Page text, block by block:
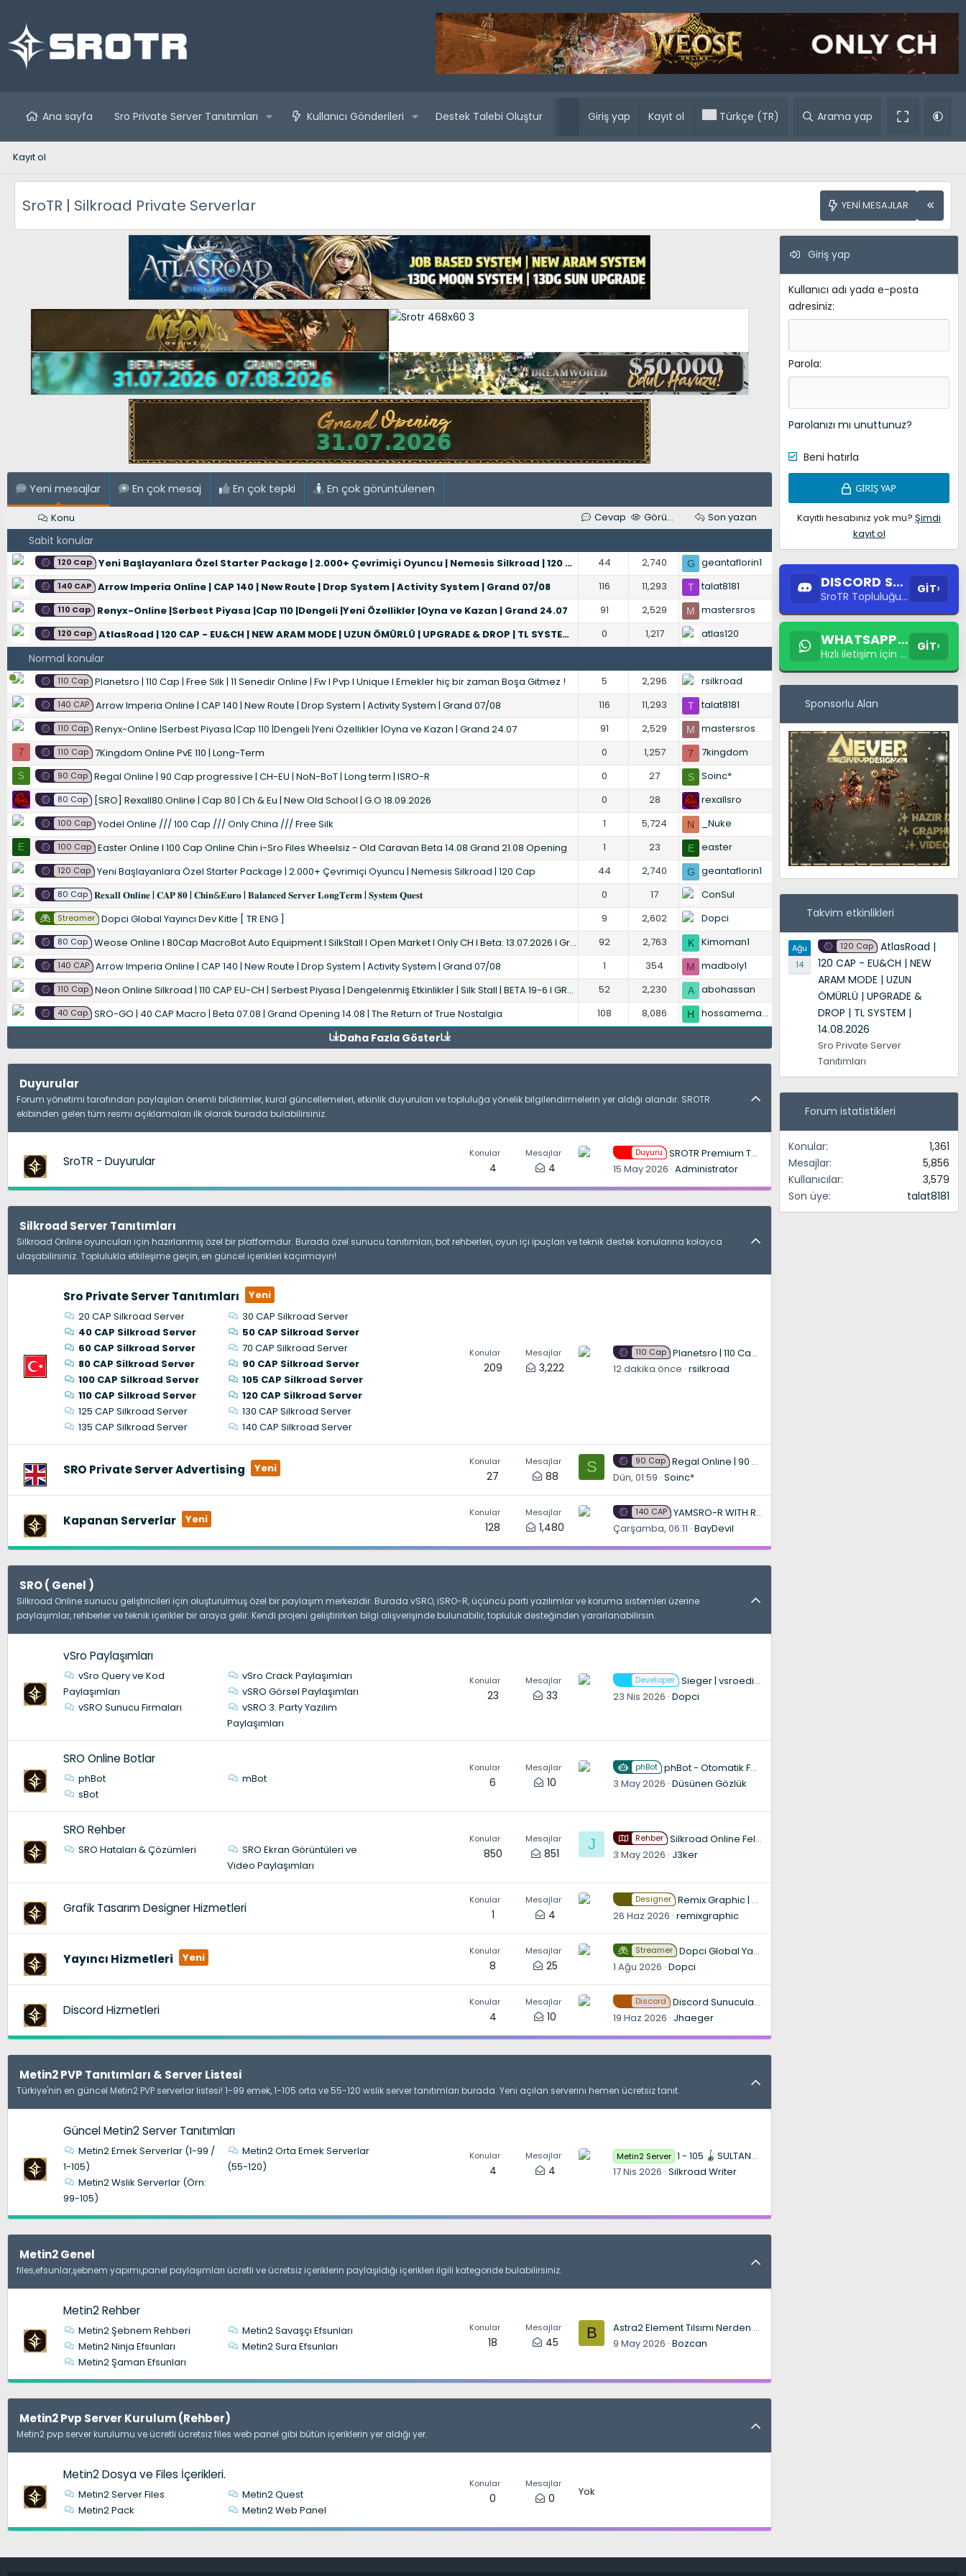
Ana sayfa Sro Private Server Tanıtımları Kullanıcı Gönderileri Destek Talebi Oluştur Yaklaşan sunucular
Giriş yap Kayıt ol Türkçe (TR) Arama yap
Kayıt ol
SroTR | Silkroad Private Serverlar YENI MESAJLAR
Yeni mesajlar En çok mesaj En çok tepki En çok görüntülenen
Konu Cevap Görüntüleme Son yazan
Sabit konular
120 Cap Yeni Başlayanlara Özel Starter Package | 2.000+ Çevrimiçi Oyuncu | Nemesis Silkroad | 120 Cap 44 2,740 G geantaflorin1
140 CAP Arrow Imperia Online | CAP 140 | New Route | Drop System | Activity System | Grand 07/08 116 11,293 T talat8181
110 Cap Renyx-Online |Serbest Piyasa |Cap 110 |Dengeli |Yeni Özellikler |Oyna ve Kazan | Grand 24.07 91 2,529 M mastersros
120 Cap AtlasRoad | 120 CAP - EU&CH | NEW ARAM MODE | UZUN ÖMÜRLÜ | UPGRADE & DROP | TL SYSTEM | 14.08.2026 0 1,217 atlas120
Normal konular
110 Cap Planetsro | 110 Cap | Free Silk | 11 Senedir Online | Fw I Pvp I Unique I Emekler hiç bir zaman Boşa Gitmez ! 5 2,296 rsilkroad
140 CAP Arrow Imperia Online | CAP 140 | New Route | Drop System | Activity System | Grand 07/08 116 11,293 T talat8181
110 Cap Renyx-Online |Serbest Piyasa |Cap 110 |Dengeli |Yeni Özellikler |Oyna ve Kazan | Grand 24.07 91 2,529 M mastersros
7 110 Cap 7Kingdom Online PvE 110 | Long-Term 0 1,257 7 7kingdom
S 90 Cap Regal Online | 90 Cap progressive | CH-EU | NoN-BoT | Long term | ISRO-R 0 27 S Soinc*
80 Cap [SRO] Rexall80.Online | Cap 80 | Ch & Eu | New Old School | G.O 18.09.2026 0 28 rexallsro
100 Cap Yodel Online /// 100 Cap /// Only China /// Free Silk 1 5,724 N _Nuke
E 100 Cap Easter Online I 100 Cap Online Chin i-Sro Files Wheelsiz - Old Caravan Beta 14.08 Grand 21.08 Opening 1 23 E easter
120 Cap Yeni Başlayanlara Özel Starter Package | 2.000+ Çevrimiçi Oyuncu | Nemesis Silkroad | 120 Cap 44 2,740 G geantaflorin1
80 Cap 𝐑𝐞𝐱𝐚𝐥𝐥 𝐎𝐧𝐥𝐢𝐧𝐞 | 𝐂𝐀𝐏 𝟖𝟎 | 𝐂𝐡𝐢𝐧&𝐄𝐮𝐫𝐨 | 𝐁𝐚𝐥𝐚𝐧𝐜𝐞𝐝 𝐒𝐞𝐫𝐯𝐞𝐫 𝐋𝐨𝐧𝐠𝐓𝐞𝐫𝐦 | 𝐒𝐲𝐬𝐭𝐞𝐦 𝐐𝐮𝐞𝐬𝐭 0 17 ConSul
Streamer Dopci Global Yayıncı Dev Kitle [ TR ENG ] 9 2,602 Dopci
80 Cap Weose Online l 80Cap MacroBot Auto Equipment l SilkStall l Open Market l Only CH l Beta: 13.07.2026 l Grand: 17.07.2026 92 2,763 K Kimoman1
140 CAP Arrow Imperia Online | CAP 140 | New Route | Drop System | Activity System | Grand 07/08 1 354 M madboly1
110 Cap Neon Online Silkroad | 110 CAP EU-CH | Serbest Piyasa | Dengelenmiş Etkinlikler | Silk Stall | BETA 19-6 l GRAND: 26.06.2026 52 2,230 A abohassan
40 Cap SRO-GO | 40 CAP Macro | Beta 07.08 | Grand Opening 14.08 | The Return of True Nostalgia 108 8,086 H hossamemara
Daha Fazla Göster
Duyurular
Forum yönetimi tarafından paylaşılan önemli bildirimler, kural güncellemeleri, etkinlik duyuruları ve topluluğa yönelik bilgilendirmelerin yer aldığı alandır. SROTR
ekibinden gelen tüm resmi açıklamaları ilk olarak burada bulabilirsiniz.
SroTR - Duyurular
Konular
4
Mesajlar
4
Duyuru
SROTR Premium Tanıtım Etkinliği: Sabit Konu Ayrıcalığı Sizi Bekliyor Hemen Katılın !
15 May 2026 Administrator
Silkroad Server Tanıtımları
Silkroad Online oyuncuları için hazırlanmış özel bir platformdur. Burada özel sunucu tanıtımları, bot rehberleri, oyun içi ipuçları ve teknik destek konularına kolayca
ulaşabilirsiniz. Toplulukla etkileşime geçin, en güncel içerikleri kaçırmayın!
Sro Private Server Tanıtımları
20 CAP Silkroad Server
30 CAP Silkroad Server
40 CAP Silkroad Server
50 CAP Silkroad Server
60 CAP Silkroad Server
70 CAP Silkroad Server
80 CAP Silkroad Server
90 CAP Silkroad Server
100 CAP Silkroad Server
105 CAP Silkroad Server
110 CAP Silkroad Server
120 CAP Silkroad Server
125 CAP Silkroad Server
130 CAP Silkroad Server
135 CAP Silkroad Server
140 CAP Silkroad Server
Konular
209
Mesajlar
3,222
110 Cap Planetsro | 110 Cap | Free Silk | 11 Senedir Online | Fw I Pvp I Unique I Emekler hiç bir zaman Boşa Gitmez !
12 dakika önce rsilkroad
SRO Private Server Advertising
Konular
27
Mesajlar
88
S 90 Cap Regal Online | 90 Cap progressive | CH-EU | NoN-BoT | Long term | ISRO-R
Dün, 01:59 Soinc*
Kapanan Serverlar
Konular
128
Mesajlar
1,480
140 CAP YAMSRO-R WITH REBORN SYSTEM | ISRO-R GAME | CAP 140 | FREE SILK | YAMGAMES STUDIO
Çarşamba, 06:11 BayDevil
SRO ( Genel )
Silkroad Online sunucu geliştiricileri için oluşturulmuş özel bir paylaşım merkezidir. Burada vSRO, iSRO-R, üçüncü parti yazılımlar ve koruma sistemleri üzerine
paylaşımlar, rehberler ve teknik içerikler bir araya gelir. Kendi projeni geliştirirken bilgi alışverişinde bulunabilir, topluluk desteğinden yararlanabilirsin.
vSro Paylaşımları
vSro Query ve Kod
Paylaşımları
vSro Crack Paylaşımları
vSRO Görsel Paylaşımları
vSRO Sunucu Firmaları
vSRO 3. Party Yazılım
Paylaşımları
Konular
23
Mesajlar
33
Developer Sieger | vsroeditor.com - vSRO Sunucu Kurulum, Geliştirme & Anahtar Teslim Hizmetler
23 Nis 2026 Dopci
SRO Online Botlar
phBot
mBot
sBot
Konular
6
Mesajlar
10
phBot phBot - Otomatik Forgotten World Yaptırmak ( Auto FGW )
3 May 2026 Düsünen Gözlük
SRO Rehber
SRO Hataları & Çözümleri
SRO Ekran Görüntüleri ve
Video Paylaşımları
Konular
850
Mesajlar
851
J Rehber Silkroad Online Fellow Pet Rehberi – En Detaylı Kılavuz ve Anlatım
3 May 2026 J3ker
Grafik Tasarım Designer Hizmetleri
Konular
1
Mesajlar
4
Designer Remix Graphic | Yeni Nesil Tasarım | 3D & Fantastik Tanıtım | Oyun İçi ve Dışı Tasarımlar | 3D Cinematic Trailer | Oyun içi Trailer | Kaliteli Tasarım
26 Haz 2026 remixgraphic
Yayıncı Hizmetleri
Konular
8
Mesajlar
25
Streamer Dopci Global Yayıncı Dev Kitle [ TR ENG ]
1 Ağu 2026 Dopci
Discord Hizmetleri
Konular
4
Mesajlar
10
Discord
Discord Sunucuları İçin Profesyonel Altyapı ve Büyüme Desteği
19 Haz 2026 Jhaeger
Metin2 PVP Tanıtımları & Server Listesi
Türkiye'nin en güncel Metin2 PVP serverlar listesi! 1-99 emek, 1-105 orta ve 55-120 wslik server tanıtımları burada. Yeni açılan serverını hemen ücretsiz tanıt.
Güncel Metin2 Server Tanıtımları
Metin2 Emek Serverlar (1-99 /
1-105)
Metin2 Orta Emek Serverlar
(55-120)
Metin2 Wslik Serverlar (Örn:
99-105)
Konular
4
Mesajlar
4
Metin2 Server 1 - 105 🪀 SULTANMT2 🪀 1-55 BOL DÖNÜŞÜM 🪀 27 ARALIK CUMA 21:00'DA 🪀 ERKEN KAYIT YAPTIR 50.000 MARKA AL! 🪀 OTO AV 🪀 ITEMCI LEGAL SATIŞ İLE TL KAZAN 🪀
17 Nis 2026 Silkroad Writer
Metin2 Genel
files,efsunlar,şebnem yapımı,panel paylaşımları ücretli ve ücretsiz içeriklerin paylaşıldığı içerikleri ilgili kategoride bulabilirsiniz.
Metin2 Rehber
Metin2 Şebnem Rehberi
Metin2 Savaşçı Efsunları
Metin2 Ninja Efsunları
Metin2 Sura Efsunları
Metin2 Şaman Efsunları
Konular
18
Mesajlar
45
B
Astra2 Element Tılsımı Nerden Düşer?
9 May 2026 Bozcan
Metin2 Pvp Server Kurulum (Rehber)
Metin2 pvp server kurulumu ve ücretli ücretsiz files web panel gibi bütün içeriklerin yer aldığı yer.
Metin2 Dosya ve Files İçerikleri.
Metin2 Server Files
Metin2 Quest
Metin2 Pack
Metin2 Web Panel
Konular
0
Mesajlar
0 Yok
Giriş yap
Kullanıcı adı yada e-posta
adresiniz
Parola
Parolanızı mı unuttunuz?
Beni hatırla
GIRIŞ YAP
Kayıtlı hesabınız yok mu? Şimdi
kayıt ol
DISCORD SUNUCUSU
SroTR Topluluğuna Katıl
GİT›
WHATSAPP DESTEK
Hızlı iletişim için yaz
GİT›
Sponsorlu Alan
Takvim etkinlikleri
Ağu
14
120 Cap
AtlasRoad |
120 CAP - EU&CH | NEW
ARAM MODE | UZUN
ÖMÜRLÜ | UPGRADE &
DROP | TL SYSTEM |
14.08.2026
Sro Private Server
Tanıtımları
Forum istatistikleri
Konular
1,361
Mesajlar
5,856
Kullanıcılar
3,579
Son üye
talat8181